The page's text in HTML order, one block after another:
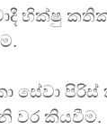
භික්ෂු
සේවා
වර කියවීම.